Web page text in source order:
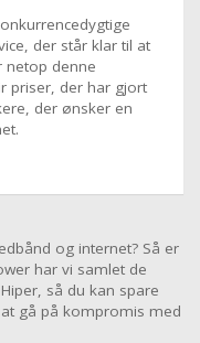
der står klar til at
denne
priser, der har gjort
der ønsker en
og internet? Så er
har vi samlet de
så du kan spare
gå på kompromis med